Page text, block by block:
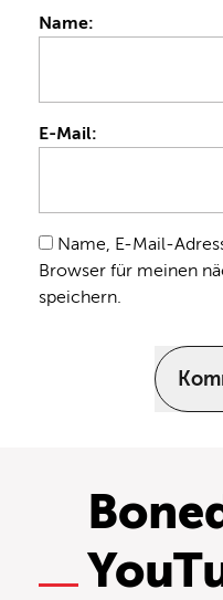
Name:
E-Mail:
Name, E-Mail-
Browser für meinen
speichern.